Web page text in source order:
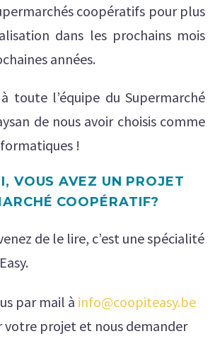
coopératifs pour plus
dans les prochains mois
années.
toute l’équipe du Supermarché
de nous avoir choisis comme
!
VOUS AVEZ UN PROJET
COOPÉRATIF?
de le lire, c’est une spécialité
par mail à info@coopiteasy.be
votre projet et nous demander